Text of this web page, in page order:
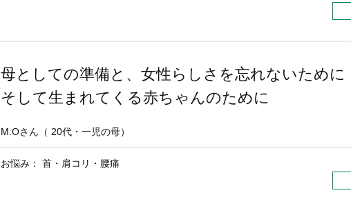
母としての準備と、女性らしさを忘れないために
そして生まれてくる赤ちゃんのために
M.Oさん（ 20代・一児の母）
お悩み： 首・肩コリ・腰痛